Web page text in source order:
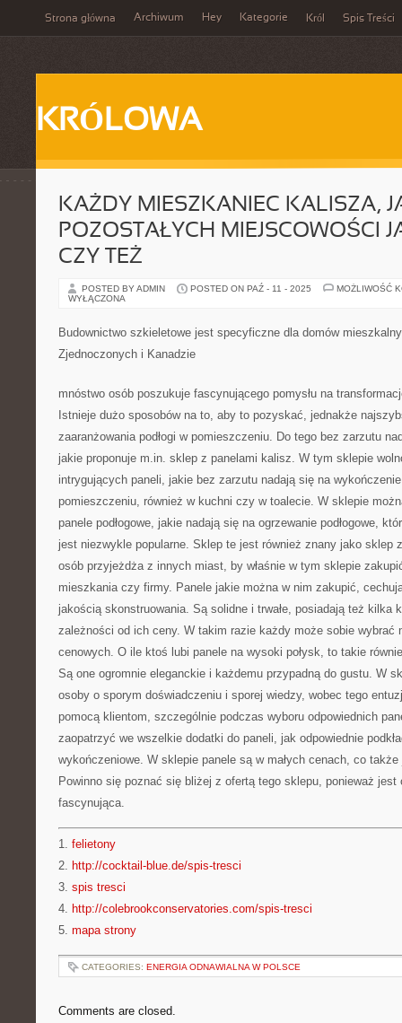
Strona główna Archiwum Hey Kategorie Król Spis Treści
KRÓLOWA
KAŻDY MIESZKANIEC KALISZA,
POZOSTAŁYCH MIEJSCOWOŚCI
CZY TEŻ
POSTED BY ADMIN POSTED ON PAŹ - 11 - 2025
MOŻLIWOŚĆ
WYŁĄCZONA
Budownictwo szkieletowe jest specyficzne dla domów
Zjednoczonych i Kanadzie
mnóstwo osób poszukuje fascynującego pomysłu na
Istnieje dużo sposobów na to, aby to pozyskać, jednakże
zaaranżowania podłogi w pomieszczeniu. Do tego bez zarzutu
jakie proponuje m.in. sklep z panelami kalisz. W tym sklepie
intrygujących paneli, jakie bez zarzutu nadają się na
pomieszczeniu, również w kuchni czy w toalecie. W sklepie
panele podłogowe, jakie nadają się na ogrzewanie podłogowe,
jest niezwykle popularne. Sklep te jest również znany jako sklep
osób przyjeżdża z innych miast, by właśnie w tym sklepie
mieszkania czy firmy. Panele jakie można w nim zakupić,
jakością skonstruowania. Są solidne i trwałe, posiadają też kilka
zależności od ich ceny. W takim razie każdy może sobie wybrać
cenowych. O ile ktoś lubi panele na wysoki połysk, to takie
Są one ogromnie eleganckie i każdemu przypadną do gustu. W
osoby o sporym doświadczeniu i sporej wiedzy, wobec tego
pomocą klientom, szczególnie podczas wyboru odpowiednich
zaopatrzyć we wszelkie dodatki do paneli, jak odpowiednie
wykończeniowe. W sklepie panele są w małych cenach, co
Powinno się poznać się bliżej z ofertą tego sklepu, ponieważ jest
fascynująca.
1. felietony
2. http://cocktail-blue.de/spis-tresci
3. spis tresci
4. http://colebrookconservatories.com/spis-tresci
5. mapa strony
CATEGORIES: ENERGIA ODNAWIALNA W POLSCE
Comments are closed.